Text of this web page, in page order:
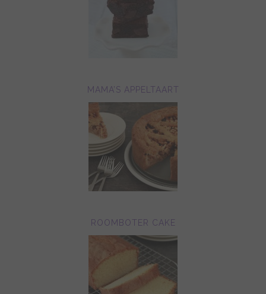
MAMA’S APPELTAART
ROOMBOTER CAKE